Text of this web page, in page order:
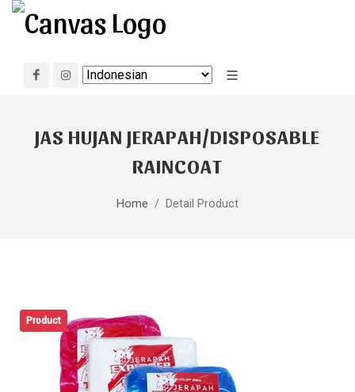
JAS HUJAN JERAPAH/DISPOSABLE
RAINCOAT
Home Detail Product
Product